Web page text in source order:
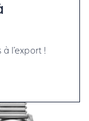
à l'export !